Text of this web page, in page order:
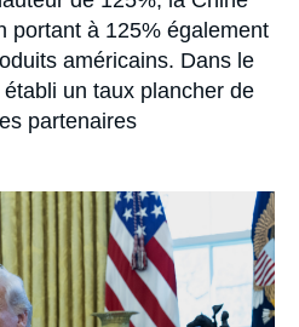
portant à 125% également
américains. Dans le
un taux plancher de
partenaires